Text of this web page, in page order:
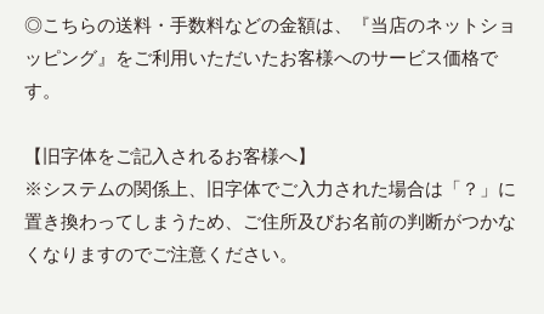
◎こちらの送料・手数料などの金額は、『当店のネットショ
ッピング』をご利用いただいたお客様へのサービス価格で
す。
【旧字体をご記入されるお客様へ】
※システムの関係上、旧字体でご入力された場合は「？」に
置き換わってしまうため、ご住所及びお名前の判断がつかな
くなりますのでご注意ください。